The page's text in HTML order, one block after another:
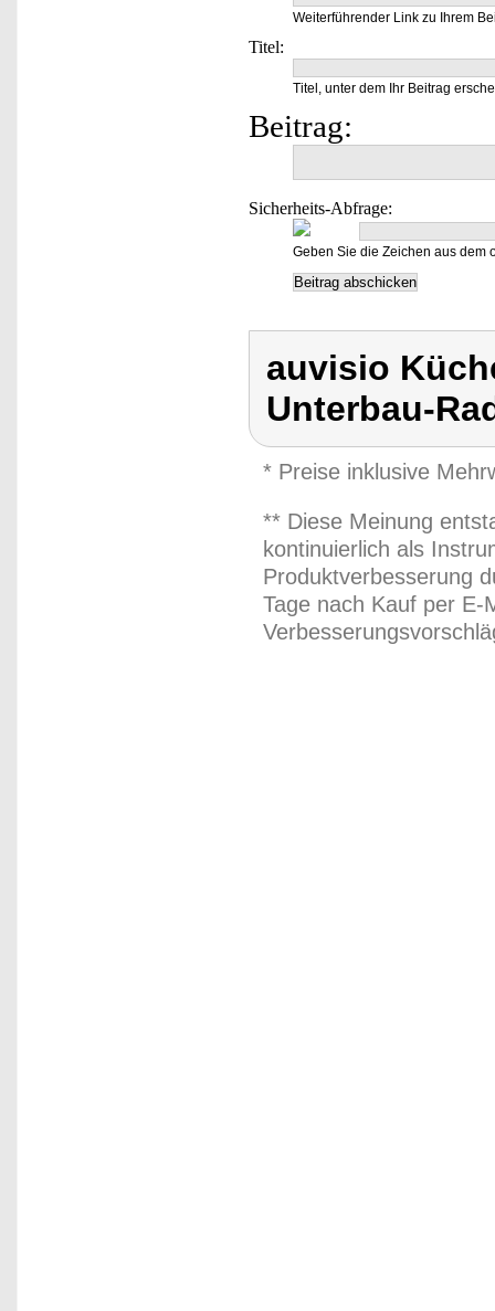
Weiterführender Link zu Ihrem
Titel:
Titel, unter dem Ihr Beitrag
Beitrag:
Sicherheits-Abfrage:
Geben Sie die Zeichen aus dem
auvisio
Unterbau-
* Preise inklusive
** Diese Meinung
kontinuierlich als
Produktverbesserung
Tage nach Kauf per E-